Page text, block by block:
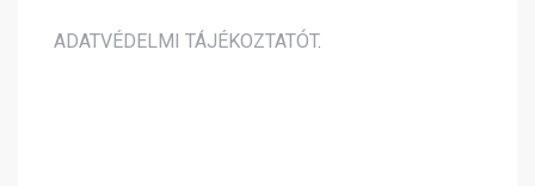
ADATVÉDELMI TÁJÉKOZTATÓT.